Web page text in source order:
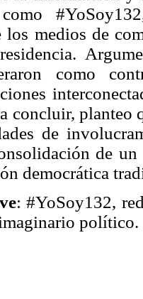
los medios de
como
concluir, planteo
de
de
democrática
: #YoSoy132,
político.